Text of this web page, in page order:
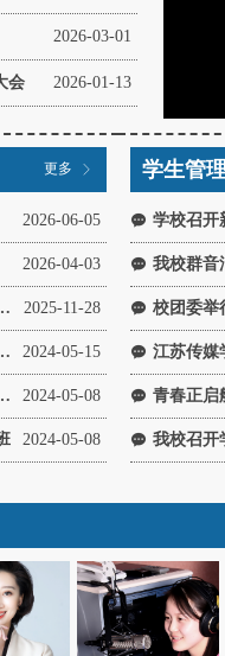
2026-06-05
2026-04-03
2025-11-28
教师教学能力提升培训
2024-05-15
案执行情况视导工作
2024-05-08
语词汇大赛中斩获佳绩
2024-05-08
更多 ꁕ
끁 学校召开
끁
끁 校团委举
끁
끁
끁 我校召开
学生管理
2026-03-01
2026-01-13
会